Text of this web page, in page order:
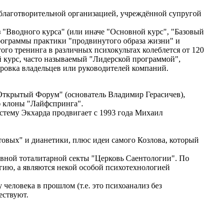
организацией, учреждённой супругой
курса" (или иначе "Основной курс", "Базовый
практики "продвинутого образа жизни" и
тренинга в различных психокультах колеблется от 120
часто называемый "Лидерской программой",
владельцев или руководителей компаний.
Форум" (основатель Владимир Герасичев),
клоны "Лайфспринга".
Экхарда продвигает с 1993 года Михаил
и дианетики, плюс идеи самого Козлова, который
тоталитарной секты "Церковь Саентологии". По
а являются некой особой психотехнологией
в прошлом (т.е. это психоанализ без